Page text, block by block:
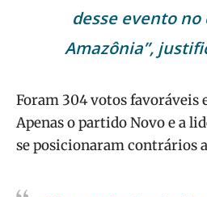
desse evento no
Amazônia”,
Foram 304 votos favoráveis
Apenas o partido Novo e a
se posicionaram contrários